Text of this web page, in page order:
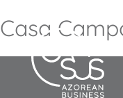
Casa